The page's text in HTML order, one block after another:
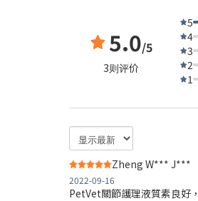
5.0/5
3则评价
5
4
3
2
1
Zheng W*** J***
2022-09-16
PetVet關節護理液質素良好